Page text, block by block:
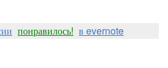
понравилось! в evernote